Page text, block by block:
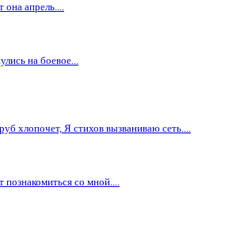
она апрель....
на боевое...
хлопочет, Я стихов вызваниваю сеть....
познакомиться со мной....